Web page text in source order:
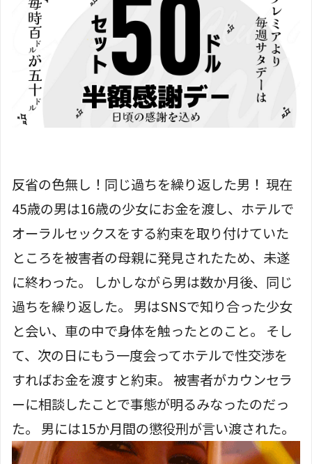
反省の色無し！同じ過ちを繰り返した男！ 現在
45歳の男は16歳の少女にお金を渡し、ホテルで
オーラルセックスをする約束を取り付けていた
ところを被害者の母親に発見されたため、未遂
に終わった。 しかしながら男は数か月後、同じ
過ちを繰り返した。 男はSNSで知り合った少女
と会い、車の中で身体を触ったとのこと。 そし
て、次の日にもう一度会ってホテルで性交渉を
すればお金を渡すと約束。 被害者がカウンセラ
ーに相談したことで事態が明るみなったのだっ
た。 男には15か月間の懲役刑が言い渡された。